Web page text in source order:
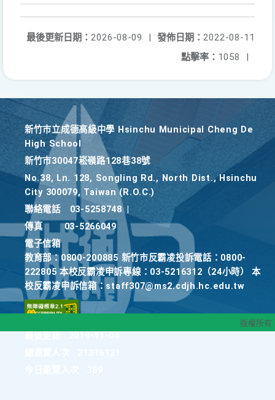
發佈日期： 2022-08-11
最後更新日期： 2026-08-09
|
點擊率： 1058 |
新竹巿立成德高級中學 Hsinchu Municipal Cheng De
High School
新竹巿30047崧嶺路128巷38號
No.38, Ln. 128, Songling Rd., North Dist., Hsinchu
City 300079, Taiwan (R.O.C.)
聯絡電話
03-5258748
傳真
03-5266049
電子信箱
教育部：0800-200885 新竹市反霸凌投訴電話：0800-
222805 本校反霸凌申訴專線：03-5216312（24小時） 本
校反霸凌申訴信箱：staff307@ms2.cdjh.hc.edu.tw
版權所有